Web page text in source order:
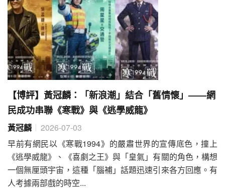
【博評】黃冠麟：「新浪潮」結合「舊情懷」——網
民成功串聯《寒戰》與《逃學威龍》
黃冠麟
2026-07-03
早前有網民以《寒戰1994》的嚴肅世界的宣傳底色，撞上
《逃學威龍》、《喜劇之王》與「皇氣」有關的角色，構想
一個無厘頭宇宙，這種「腦補」話題迅速引來各方回應。有
人考據兩部戲的時空...